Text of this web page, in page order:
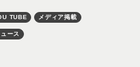
TUBE メディア掲載
ース